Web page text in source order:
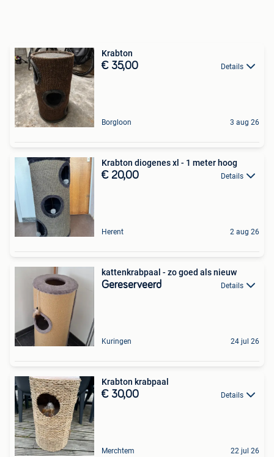
Krabton
€ 35,00 Details
Borgloon 3 aug 26
Krabton diogenes xl - 1 meter hoog
€ 20,00 Details
Herent 2 aug 26
kattenkrabpaal - zo goed als nieuw
Gereserveerd Details
Kuringen 24 jul 26
Krabton krabpaal
€ 30,00 Details
Merchtem 22 jul 26